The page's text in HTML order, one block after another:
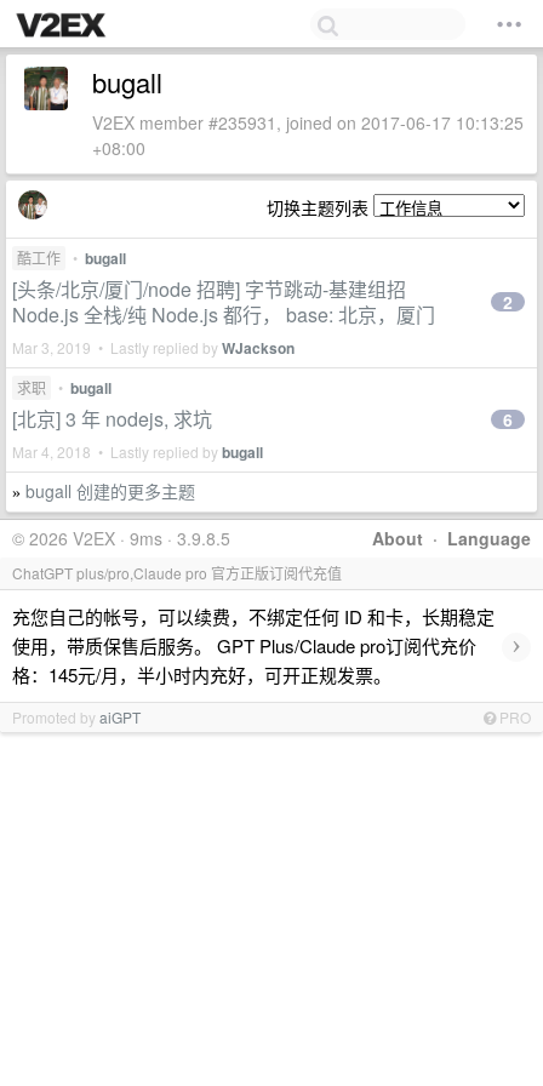
bugall
V2EX member #235931, joined on 2017-06-17 10:13:25
+08:00
切换主题列表
酷工作 • bugall
[头条/北京/厦门/node 招聘] 字节跳动-基建组招
Node.js 全栈/纯 Node.js 都行， base: 北京，厦门
Mar 3, 2019 • Lastly replied byWJackson
2
求职 • bugall
[北京] 3 年 nodejs, 求坑
Mar 4, 2018 • Lastly replied bybugall
6
» bugall 创建的更多主题
About · Language
© 2026 V2EX · 9ms · 3.9.8.5
ChatGPT plus/pro,Claude pro 官方正版订阅代充值
充您自己的帐号，可以续费，不绑定任何 ID 和卡，长期稳定
使用，带质保售后服务。 GPT Plus/Claude pro订阅代充价
格：145元/月，半小时内充好，可开正规发票。
›
Promoted byaiGPT PRO